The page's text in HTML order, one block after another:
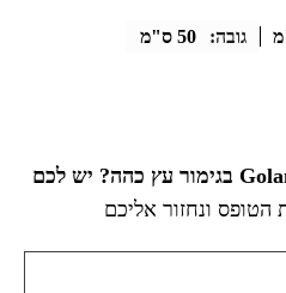
גובה: 50 ס"מ
אהבתם את שידת לילה Golan בגימור עץ כהה? יש לכם
הטופס ונחזור אליכם